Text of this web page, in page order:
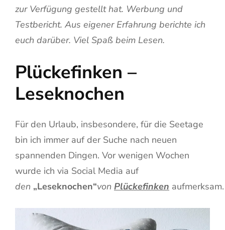
zur Verfügung gestellt hat. Werbung und
Testbericht. Aus eigener Erfahrung berichte ich
euch darüber. Viel Spaß beim Lesen.
Plückefinken –
Leseknochen
Für den Urlaub, insbesondere, für die Seetage
bin ich immer auf der Suche nach neuen
spannenden Dingen. Vor wenigen Wochen
wurde ich via Social Media auf
den „Leseknochen“von Plückefinken aufmerksam.